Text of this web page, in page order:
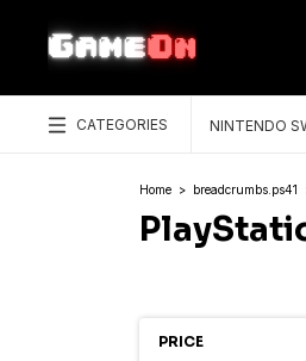
CATEGORIES NINTENDO
Home > breadcrumbs.ps41
PRICE